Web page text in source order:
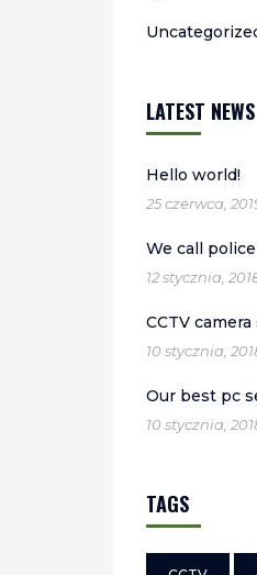
LATEST NEWS
Hello world!
25 czerwca,
We call
12 stycznia,
CCTV
10 stycznia,
Our best pc
10 stycznia,
TAGS